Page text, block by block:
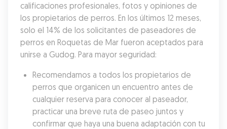
calificaciones profesionales, fotos y opiniones de
los propietarios de perros. En los últimos 12 meses,
solo el 14% de los solicitantes de paseadores de
perros en Roquetas de Mar fueron aceptados para
unirse a Gudog. Para mayor seguridad:
Recomendamos a todos los propietarios de
perros que organicen un encuentro antes de
cualquier reserva para conocer al paseador,
practicar una breve ruta de paseo juntos y
confirmar que haya una buena adaptación con tu